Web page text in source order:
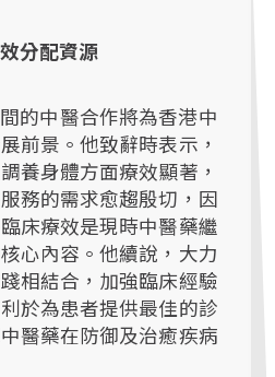
分配資源
的中醫合作將為香港中
前景。他致辭時表示，
養身體方面療效顯著，
務的需求愈趨殷切，因
床療效是現時中醫藥繼
心內容。他續說，大力
相結合，加強臨床經驗
於為患者提供最佳的診
醫藥在防御及治癒疾病